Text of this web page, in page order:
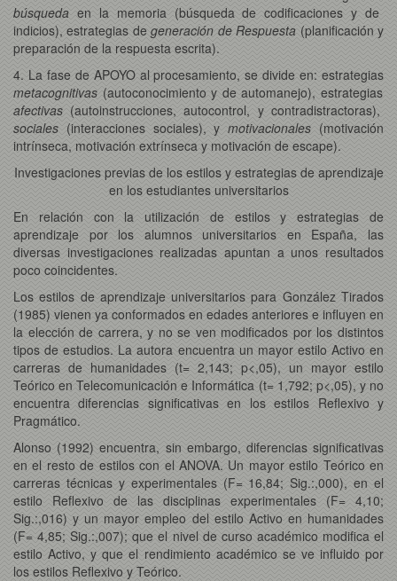
búsqueda en la memoria (búsqueda de codificaciones y de
indicios), estrategias degeneración de Respuesta (planificación y
preparación de la respuesta escrita).
4. La fase de APOYO al procesamiento, se divide en: estrategias
metacognitivas (autoconocimiento y de automanejo), estrategias
afectivas (autoinstrucciones, autocontrol, y contradistractoras),
sociales (interacciones sociales), ymotivacionales (motivación
intrínseca, motivación extrínseca y motivación de escape).
Investigaciones previas de los estilos y estrategias de aprendizaje
en los estudiantes universitarios
En relación con la utilización de estilos y estrategias de
aprendizaje por los alumnos universitarios en España, las
diversas investigaciones realizadas apuntan a unos resultados
poco coincidentes.
Los estilos de aprendizaje universitarios para González Tirados
(1985) vienen ya conformados en edades anteriores e influyen en
la elección de carrera, y no se ven modificados por los distintos
tipos de estudios. La autora encuentra un mayor estilo Activo en
carreras de humanidades (t= 2,143; p<,05), un mayor estilo
Teórico en Telecomunicación e Informática (t= 1,792; p<,05), y no
encuentra diferencias significativas en los estilos Reflexivo y
Pragmático.
Alonso (1992) encuentra, sin embargo, diferencias significativas
en el resto de estilos con el ANOVA. Un mayor estilo Teórico en
carreras técnicas y experimentales (F= 16,84; Sig.:,000), en el
estilo Reflexivo de las disciplinas experimentales (F= 4,10;
Sig.:,016) y un mayor empleo del estilo Activo en humanidades
(F= 4,85; Sig.:,007); que el nivel de curso académico modifica el
estilo Activo, y que el rendimiento académico se ve influido por
los estilos Reflexivo y Teórico.